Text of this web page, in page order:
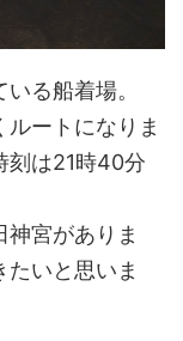
る船着場。
ートになりま
刻は21時40分
宮がありま
いと思いま